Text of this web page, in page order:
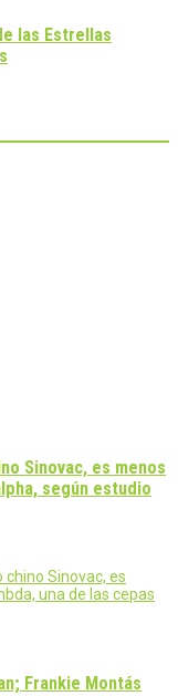
las Estrellas
Sinovac, es menos
según estudio
chino Sinovac, es
una de las cepas
Frankie Montás